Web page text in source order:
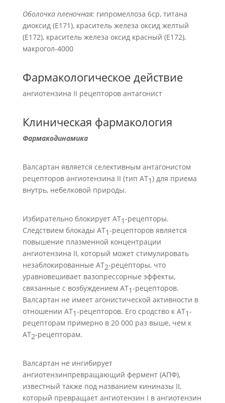
Оболочка пленочная: гипромеллоза 6cр, титана
диоксид (Е171), краситель железа оксид желтый
(Е172), краситель железа оксид красный (Е172),
макрогол-4000
Фармакологическое действие
ангиотензина II рецепторов антагонист
Клиническая фармакология
Фармакодинамика
Валсартан является селективным антагонистом
рецепторов ангиотензина II (тип АТ1) для приема
внутрь, небелковой природы.
Избирательно блокирует АТ1-рецепторы.
Следствием блокады АТ1-рецепторов является
повышение плазменной концентрации
ангиотензина II, который может стимулировать
незаблокированные АТ2-рецепторы, что
уравновешивает вазопрессорные эффекты,
связанные с возбуждением АТ1-рецепторов.
Валсартан не имеет агонистической активности в
отношении АТ1-рецепторов. Его сродство к АТ1-
рецепторам примерно в 20 000 раз выше, чем к
АТ2-рецепторам.
Валсартан не ингибирует
ангиотензинпревращающий фермент (АПФ),
известный также под названием кининазы II,
который превращает ангиотензин I в ангиотензин